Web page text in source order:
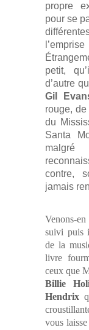
propre
pour se
petit,
d’autre
Gil
rouge,
du
Santa
contre,
jamais
Venons-
suivi puis
de la
livre
ceux que
Billie
Hendrix
vous